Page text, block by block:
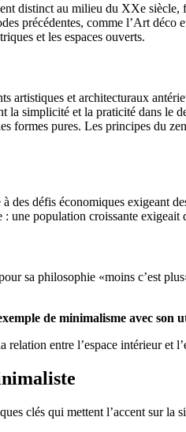
distinct au milieu du XXe
précédentes, comme l’Art
et les espaces ouverts.
artistiques et architecturaux
la simplicité et la praticité dans
formes pures. Les principes du
des défis économiques exigeant
une population croissante exigeait
sa philosophie «moins c’est
de minimalisme avec
relation entre l’espace intérieur et
clés qui mettent l’accent sur